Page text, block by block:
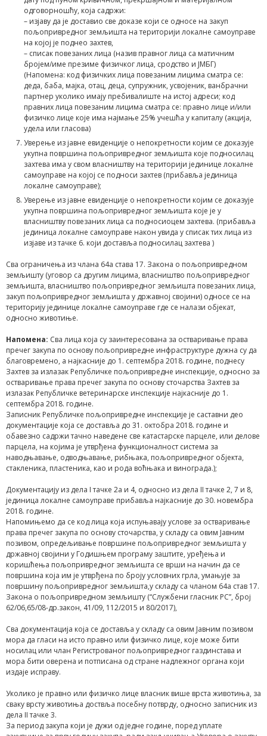
одговорношћу, која садржи:
– изјаву да је доставио све доказе који се односе на закуп
пољопривредног земљишта на територији локалне самоуправе
на којој је поднео захтев,
– списак повезаних лица (назив правног лица са матичним
бројем/име презиме физичког лица, сродство и ЈМБГ)
(Напомена: код физичких лица повезаним лицима сматра се:
деда, баба, мајка, отац, деца, супружник, усвојеник, ванбрачни
партнер уколико имају пребивалиште на истој адреси; код
правних лица повезаним лицима сматра се: правно лице и/или
физичко лице које има најмање 25% учешћа у капиталу (акција,
удела или гласова)
Уверење из јавне евиденције о непокретности којим се доказује
укупна површина пољопривредног земљишта које подносилац
захтева има у свом власништву на територији јединице локалне
самоуправе на којој се подноси захтев (прибавља јединица
локалне самоуправе);
Уверење из јавне евиденције о непокретности којим се доказује
укупна површина пољопривредног земљишта које је у
власништву повезаних лица са подносиоцем захтева. (прибавља
јединица локалне самоуправе након увида у списак тих лица из
изјаве из тачке 6. који доставља подносилац захтева )
Сва ограничења из члана 64а става 17. Закона о пољопривредном
земљишту (уговор са другим лицима, власништво пољопривредног
земљишта, власништво пољопривредног земљишта повезаних лица,
закуп пољопривредног земљишта у државној својини) односе се на
територију јединице локалне самоуправе где се налази објекат,
односно животиње.
Напомена: Сва лица која су заинтересована за остваривање права
пречег закупа по основу пољопривредне инфраструктуре дужна су да
благовремено, а најкасније до 1. септембра 2018. године, поднесу
Захтев за излазак Републичке пољопривредне инспекције, односно за
остваривање права пречег закупа по основу сточарства Захтев за
излазак Републичке ветеринарске инспекције најкасније до 1.
септембра 2018. године.
Записник Републичке пољопривредне инспекције је саставни део
документације која се доставља до 31. октобра 2018. године и
обавезно садржи тачно наведене све катастарске парцеле, или делове
парцела, на којима је утврђена функционалност система за
наводњавање, одводњавање, рибњака, пољопривредног објекта,
стакленика, пластеника, као и рода воћњака и винограда.);
Документацију из дела I тачке 2а и 4, односно из дела II тачке 2, 7 и 8,
јединица локалне самоуправе прибавља најкасније до 30. новембра
2018. године.
Напомињемо да се код лица која испуњавају услове за остваривање
права пречег закупа по основу сточарства, у складу са овим Јавним
позивом, опредељивање површине пољопривредног земљишта у
државној својини у Годишњем програму заштите, уређења и
коришћења пољопривредног земљишта се врши на начин да се
површина која им је утврђена по броју условних грла, умањује за
површину пољопривредног земљишта,у складу са чланом 64а став 17.
Закона о пољопривредном земљишту (“Службени гласник РС”, број
62/06,65/08-др.закон, 41/09, 112/2015 и 80/2017),
Сва документација која се доставља у складу са овим Јавним позивом
мора да гласи на исто правно или физичко лице, које може бити
носилац или члан Регистрованог пољопривредног газдинстава и
мора бити оверена и потписана од стране надлежног органа који
издаје исправу.
Уколико је правно или физичко лице власник више врста животиња, за
сваку врсту животиња доствља посебну потврду, односно записник из
дела II тачке 3.
За период закупа који је дужи од једне године, поред уплате